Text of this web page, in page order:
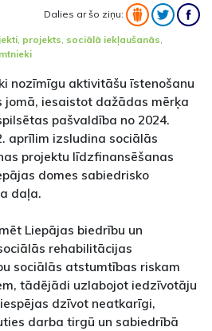
Dalies ar šo ziņu:
, projekts, sociālā iekļaušanās,
nozīmīgu aktivitāšu īstenošanu
iesaistot dažādas mērķa
pašvaldība no 2024.
aprīlim izsludina sociālās
projektu līdzfinansēšanas
domes sabiedrisko
daļa.
Liepājas biedrību un
rehabilitācijas
sociālās atstumtības riskam
tādējādi uzlabojot iedzīvotāju
dzīvot neatkarīgi,
darba tirgū un sabiedrībā